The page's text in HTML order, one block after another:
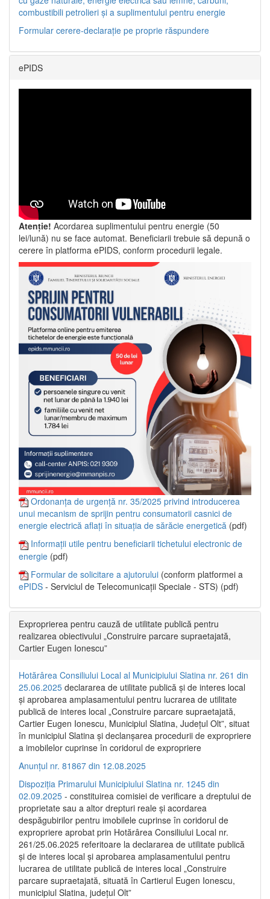
combustibili petrolieri și a suplimentului pentru energie
Formular cerere-declarație pe proprie răspundere
ePIDS
Atenție! Acordarea suplimentului pentru energie (50
lei/lună) nu se face automat. Beneficiarii trebuie să depună o
cerere în platforma ePIDS, conform procedurii legale.
Ordonanța de urgență nr. 35/2025 privind introducerea
unui mecanism de sprijin pentru consumatorii casnici de
energie electrică aflați în situația de sărăcie energetică (pdf)
Informații utile pentru beneficiarii tichetului electronic de
energie (pdf)
Formular de solicitare a ajutorului (conform platformei a
ePIDS - Serviciul de Telecomunicații Speciale - STS) (pdf)
Exproprierea pentru cauză de utilitate publică pentru
realizarea obiectivului „Construire parcare supraetajată,
Cartier Eugen Ionescu”
Hotărârea Consiliului Local al Municipiului Slatina nr. 261 din
25.06.2025 declararea de utilitate publică și de interes local
și aprobarea amplasamentului pentru lucrarea de utilitate
publică de interes local „Construire parcare supraetajată,
Cartier Eugen Ionescu, Municipiul Slatina, Județul Olt”, situat
în municipiul Slatina și declanșarea procedurii de expropriere
a imobilelor cuprinse în coridorul de expropriere
Anunțul nr. 81867 din 12.08.2025
Dispoziția Primarului Municipiului Slatina nr. 1245 din
02.09.2025 - constituirea comisiei de verificare a dreptului de
proprietate sau a altor drepturi reale și acordarea
despăgubirilor pentru imobilele cuprinse în coridorul de
expropriere aprobat prin Hotărârea Consiliului Local nr.
261/25.06.2025 referitoare la declararea de utilitate publică
și de interes local și aprobarea amplasamentului pentru
lucrarea de utilitate publică de interes local „Construire
parcare supraetajată, situată în Cartierul Eugen Ionescu,
municipiul Slatina, județul Olt”